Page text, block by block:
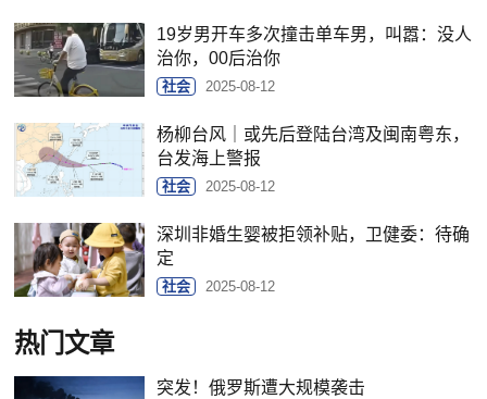
19岁男开车多次撞击单车男，叫嚣：没人
治你，00后治你
社会 2025-08-12
杨柳台风｜或先后登陆台湾及闽南粤东，
台发海上警报
社会 2025-08-12
深圳非婚生婴被拒领补贴，卫健委：待确
定
社会 2025-08-12
热门文章
突发！俄罗斯遭大规模袭击